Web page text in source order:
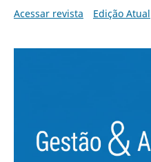
Acessar revista
Edição Atual